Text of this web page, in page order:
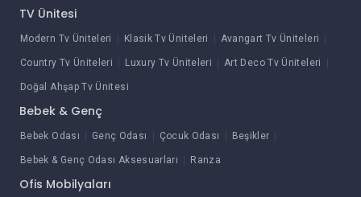
TV Ünitesi
Modern Tv Üniteleri Klasik Tv Üniteleri Avangart Tv Üniteleri
Country Tv Üniteleri Luxury Tv Üniteleri Art Deco Tv Üniteleri
Doğal Ahşap Tv Ünitesi
Bebek & Genç
Bebek Odası Genç Odası Çocuk Odası Beşikler
Bebek & Genç Odası Aksesuarları Ranza
Ofis Mobilyaları